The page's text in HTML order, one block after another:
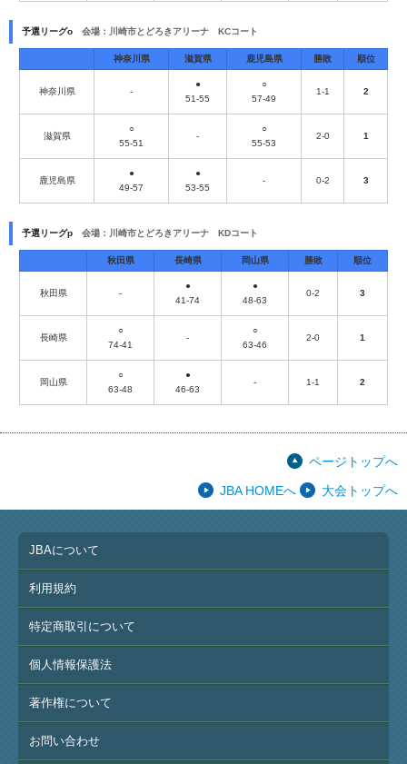
予選リーグo 会場：川崎市とどろきアリーナ KCコート
神奈川県 滋賀県 鹿児島県 勝敗 順位
神奈川県 -
●
51-55
○
57-49
1-1 2
滋賀県
○
55-51
-
○
55-53
2-0 1
鹿児島県
●
49-57
●
53-55
- 0-2 3
予選リーグp 会場：川崎市とどろきアリーナ KDコート
秋田県 長崎県 岡山県 勝敗 順位
秋田県 -
●
41-74
●
48-63
0-2 3
長崎県
○
74-41
-
○
63-46
2-0 1
岡山県
○
63-48
●
46-63
- 1-1 2
ページトップへ
JBA HOMEへ
大会トップへ
JBAについて
利用規約
特定商取引について
個人情報保護法
著作権について
お問い合わせ